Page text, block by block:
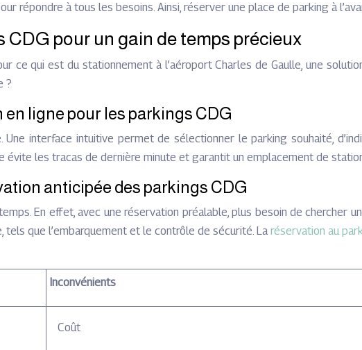
répondre à tous les besoins. Ainsi, réserver une place de parking à
pour un gain de temps précieux
ce qui est du stationnement à l’aéroport Charles de Gaulle, une
?
ligne pour les parkings CDG
interface intuitive permet de sélectionner le parking souhaité,
évite les tracas de dernière minute et garantit un emplacement de
anticipée des parkings CDG
En effet, avec une réservation préalable, plus besoin de chercher
que l’embarquement et le contrôle de sécurité. La réservation au
Inconvénients
Coût